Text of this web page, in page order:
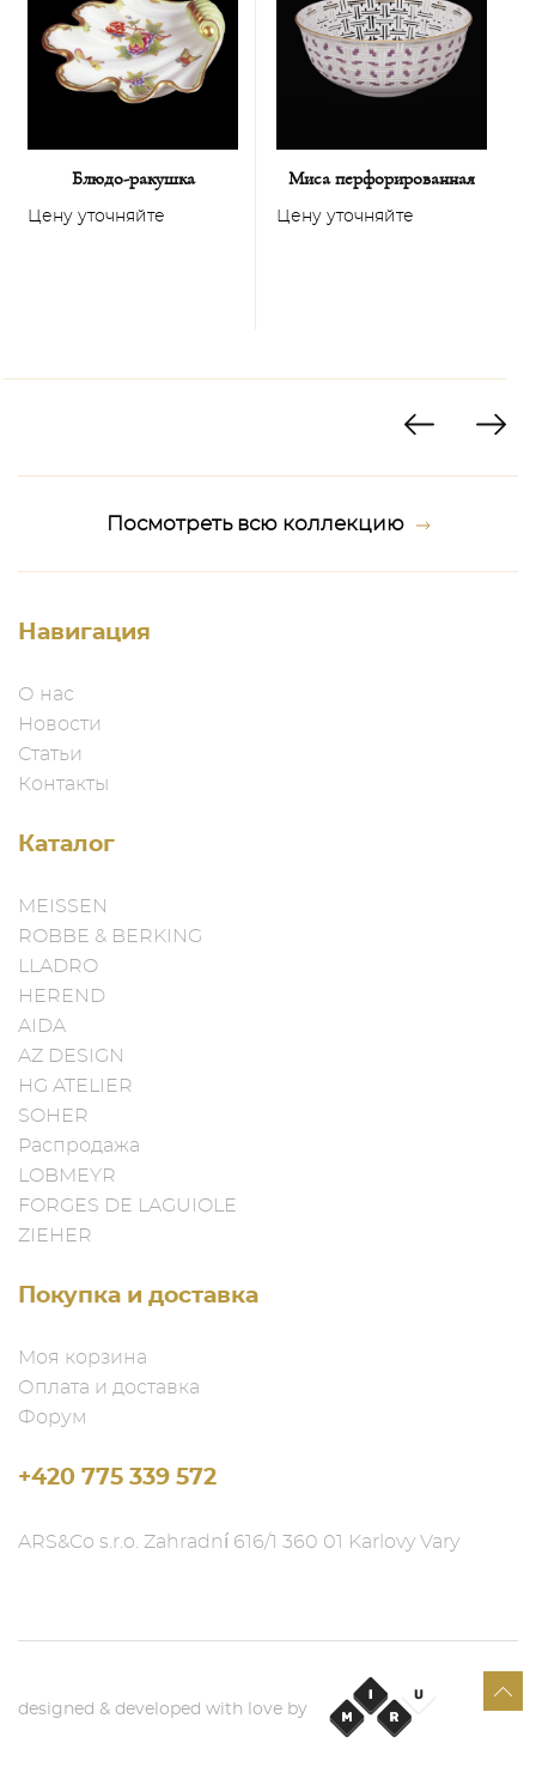
Блюдо-ракушка
Цену уточняйте
Миса перфорированная
Цену уточняйте
Посмотреть всю коллекцию
Навигация
О нас
Новости
Статьи
Контакты
Каталог
MEISSEN
ROBBE & BERKING
LLADRO
HEREND
AIDA
AZ DESIGN
HG ATELIER
SOHER
Распродажа
LOBMEYR
FORGES DE LAGUIOLE
ZIEHER
Покупка и доставка
Моя корзина
Оплата и доставка
Форум
+420 775 339 572
ARS&Co s.r.o. Zahradní 616/1 360 01 Karlovy Vary
designed & developed with love by